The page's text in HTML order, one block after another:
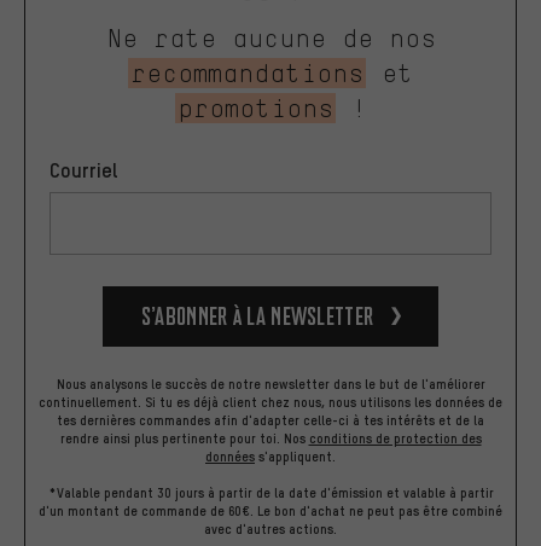
Ne rate aucune de nos
recommandations
et
promotions
!
Courriel
S’abonner à la newsletter
Nous analysons le succès de notre newsletter dans le but de l'améliorer
continuellement. Si tu es déjà client chez nous, nous utilisons les données de
tes dernières commandes afin d'adapter celle-ci à tes intérêts et de la
rendre ainsi plus pertinente pour toi. Nos conditions de protection des
données s'appliquent.
*Valable pendant 30 jours à partir de la date d'émission et valable à partir
d'un montant de commande de 60€. Le bon d'achat ne peut pas être combiné
avec d'autres actions.